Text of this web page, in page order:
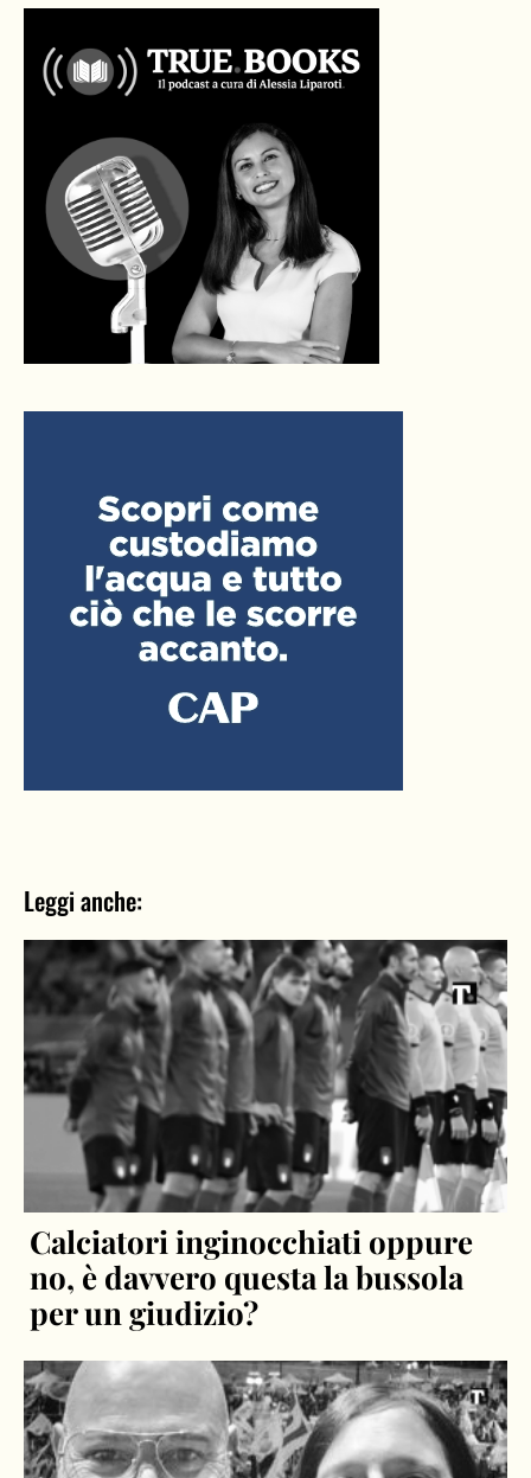
Leggi anche:
Calciatori inginocchiati oppure
no, è davvero questa la bussola
per un giudizio?